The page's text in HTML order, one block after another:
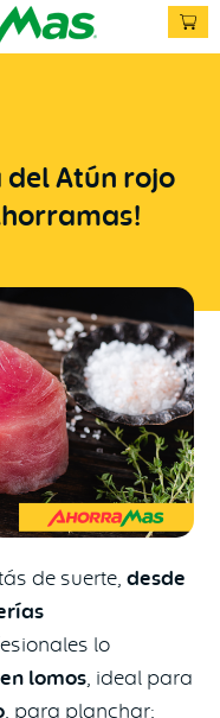
del Atún rojo
de suerte,desde
lo
en lomos , ideal para
, para planchar;